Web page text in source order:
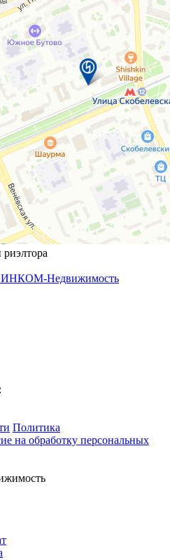
Политика
на обработку персональных